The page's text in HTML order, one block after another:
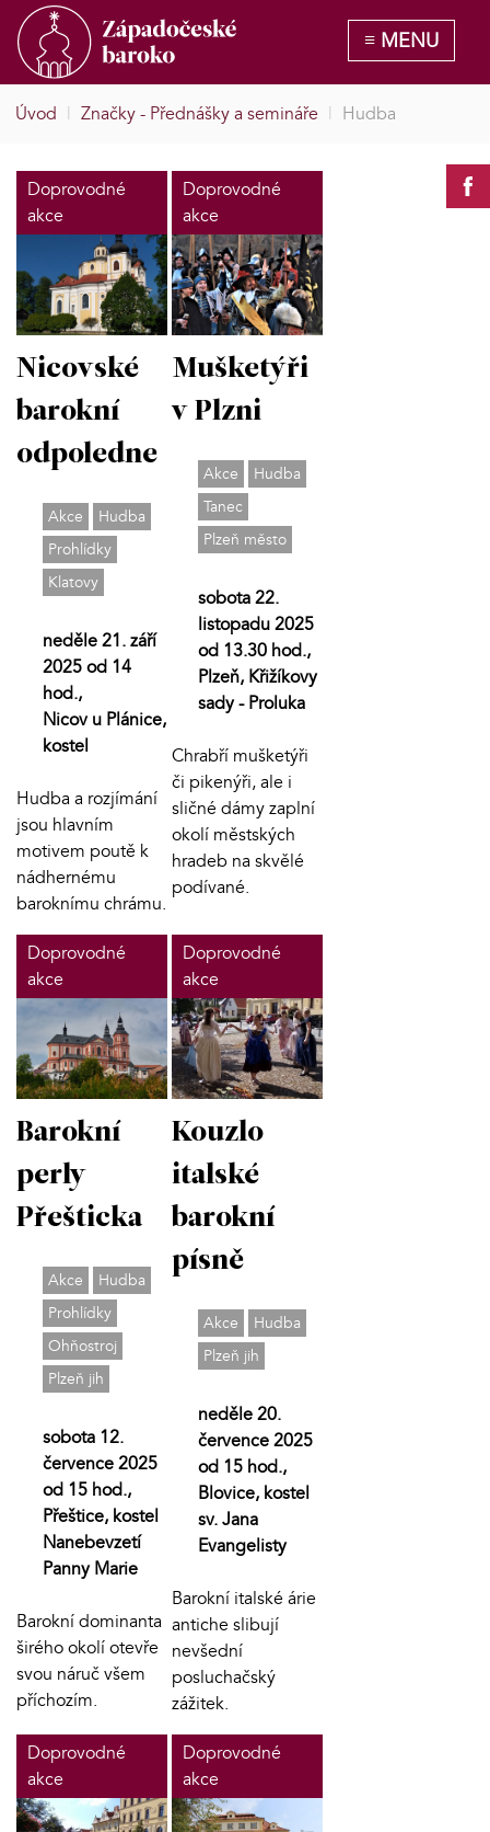
Úvod | Značky - Přednášky a semináře | Hudba
Doprovodné
akce
Nicovské
barokní
odpoledne
Akce
Hudba
Prohlídky
Klatovy
neděle 21. září
2025 od 14
hod.,
Nicov u Plánice,
kostel
Hudba a rozjímání
jsou hlavním
motivem poutě k
nádhernému
baroknímu chrámu.
Doprovodné
akce
Mušketýři
v Plzni
Akce
Hudba
Tanec
Plzeň město
sobota 22.
listopadu 2025
od 13.30 hod.,
Plzeň, Křižíkovy
sady - Proluka
Chrabří mušketýři
či pikenýři, ale i
sličné dámy zaplní
okolí městských
hradeb na skvělé
podívané.
Doprovodné
akce
Barokní
perly
Přešticka
Akce
Hudba
Prohlídky
Ohňostroj
Plzeň jih
sobota 12.
července 2025
od 15 hod.,
Přeštice, kostel
Nanebevzetí
Panny Marie
Barokní dominanta
širého okolí otevře
svou náruč všem
příchozím.
Doprovodné
akce
Kouzlo
italské
barokní
písně
Akce
Hudba
Plzeň jih
neděle 20.
července 2025
od 15 hod.,
Blovice, kostel
sv. Jana
Evangelisty
Barokní italské árie
antiche slibují
nevšední
posluchačský
zážitek.
Doprovodné
akce
Doprovodné
akce